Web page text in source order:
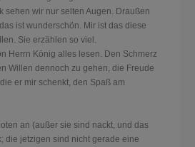
sehen wir nur selten Augen. Draußen
ist wunderschön. Mir ist das diese
Sie erzählen so viel.
Herrn König alles lesen. Den Schmerz
Willen dennoch zu gehen, die Freude
er mir schenkt, den Spaß am
n an (außer sie sind nackt, und das
die jetzigen sind nicht gerade eine